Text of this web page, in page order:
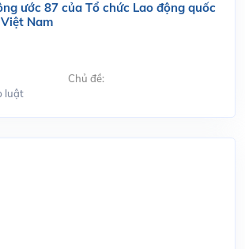
ước 87 của Tổ chức Lao động quốc
Nam
luật
Chủ đề: